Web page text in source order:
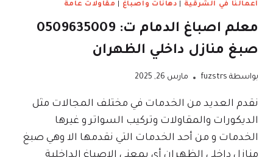
أعمالنا في الشرقية دهانات واصباغ مقاولات عامة
معلم اصباغ الدمام ت: 0509635009
صبغ منازل داخلي الظهران
بواسطة fuzstrs مارس 26, 2025
نقدم العديد من الخدمات في مختلف المجالات مثل
الديكورات والمقاولات وتركيب السواتر و غيرها
الخدمات و من أحد الخدمات التي نقدمها الا وهي صبغ